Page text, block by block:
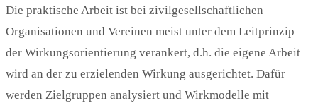
Die praktische Arbeit ist bei zivilgesellschaftlichen
Organisationen und Vereinen meist unter dem Leitprinzip
der Wirkungsorientierung verankert, d.h. die eigene Arbeit
wird an der zu erzielenden Wirkung ausgerichtet. Dafür
werden Zielgruppen analysiert und Wirkmodelle mit